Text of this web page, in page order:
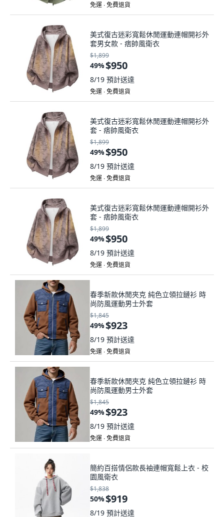
免運 ∙ 免費退貨
美式復古迷彩寬鬆休閒運動連帽開衫外
套男女款 - 痞帥風衛衣
$1,899
49%$950
8/19 預計送達
免運 ∙ 免費退貨
美式復古迷彩寬鬆休閒運動連帽開衫外
套 - 痞帥風衛衣
$1,899
49%$950
8/19 預計送達
免運 ∙ 免費退貨
美式復古迷彩寬鬆休閒運動連帽開衫外
套 - 痞帥風衛衣
$1,899
49%$950
8/19 預計送達
免運 ∙ 免費退貨
春季新款休閒夾克 純色立領拉鏈衫 時
尚防風運動男士外套
$1,845
49%$923
8/19 預計送達
免運 ∙ 免費退貨
春季新款休閒夾克 純色立領拉鏈衫 時
尚防風運動男士外套
$1,845
49%$923
8/19 預計送達
免運 ∙ 免費退貨
簡約百搭情侶款長袖連帽寬鬆上衣 - 校
園風衛衣
$1,838
50%$919
8/19 預計送達